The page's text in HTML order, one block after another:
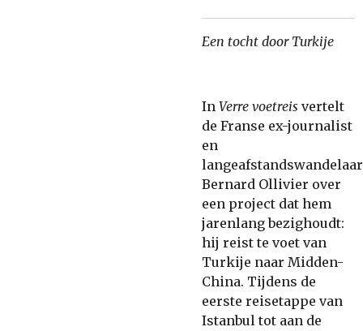
Een tocht door Turkije
In Verre voetreis vertelt
de Franse ex-journalist
en
langeafstandswandelaar
Bernard Ollivier over
een project dat hem
jarenlang bezighoudt:
hij reist te voet van
Turkije naar Midden-
China. Tijdens de
eerste reisetappe van
Istanbul tot aan de